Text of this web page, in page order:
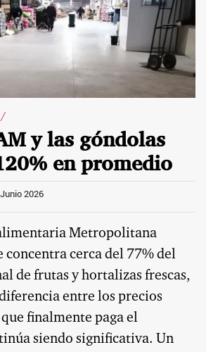
/
y las góndolas
en promedio
2026
Metropolitana
concentra cerca del 77% del
de frutas y hortalizas frescas,
entre los precios
finalmente paga el
siendo significativa. Un